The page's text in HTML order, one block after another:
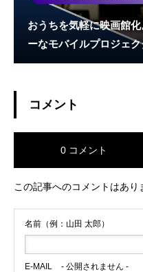
おうちを気軽に映画館
ーなモバイルプロジェ
コメント
0 コメント
この記事へのコメントはあり
名前（例：山田 太郎）
E-MAIL - 公開されません -